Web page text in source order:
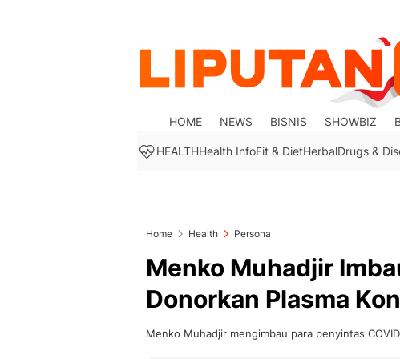
HOME NEWS BISNIS SHOWBIZ
HEALTHHealth InfoFit & DietHerbalDrugs &
Home Health Persona
Menko Muhadjir
Donorkan Plasma
Menko Muhadjir mengimbau para penyintas